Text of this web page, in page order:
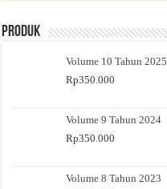
Produk
Volume 10 Tahun 2025
Rp350.000
Volume 9 Tahun 2024
Rp350.000
Volume 8 Tahun 2023